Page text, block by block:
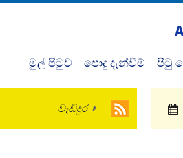
මුල් පිටුව පොදු දැන්වීම් පිටු
වැඩිදුර